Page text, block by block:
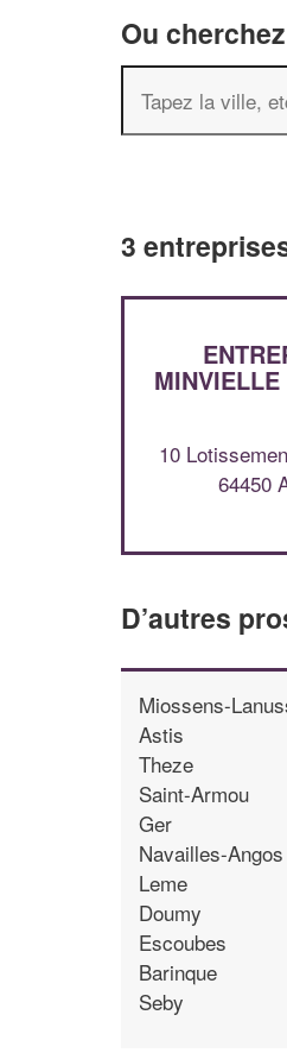
Ou
3
MINVIELLE
10
64450
D’autres
Miossens-
Astis
Theze
Saint-Armou
Ger
Navailles-Angos
Leme
Doumy
Escoubes
Barinque
Seby